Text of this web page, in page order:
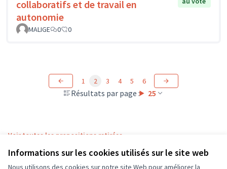
Informations sur les cookies utilisés sur le site web
Nous utilisons des cookies sur notre site Web pour améliorer la
collaboratifs et de travail en
autonomie
MALIGE 0 0
Résultats par page : 25
1 2 3 4 5 6
Voir toutes les propositions retirées